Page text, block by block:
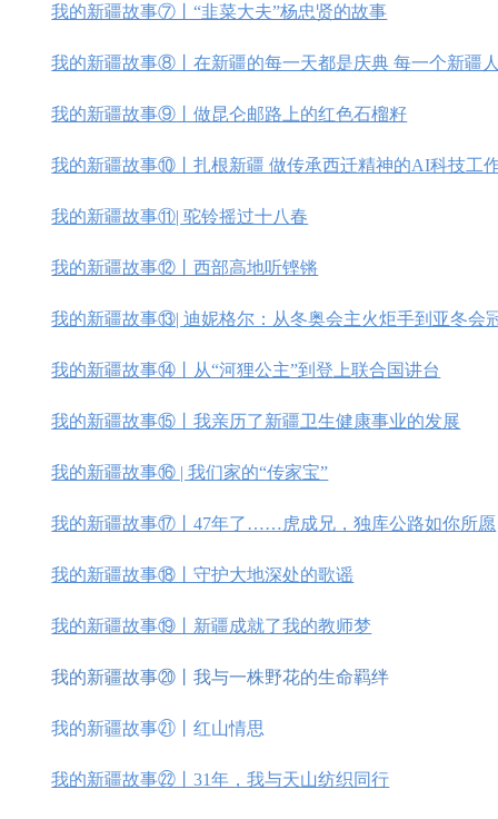
我的新疆故事⑦丨“韭菜大夫”杨忠贤的故事
我的新疆故事⑧丨在新疆的每一天都是庆典 每一个新疆
我的新疆故事⑨丨做昆仑邮路上的红色石榴籽
我的新疆故事⑩丨扎根新疆 做传承西迁精神的AI科技工
我的新疆故事⑪| 驼铃摇过十八春
我的新疆故事⑫丨西部高地听铿锵
我的新疆故事⑬| 迪妮格尔：从冬奥会主火炬手到亚冬会
我的新疆故事⑭丨从“河狸公主”到登上联合国讲台
我的新疆故事⑮丨我亲历了新疆卫生健康事业的发展
我的新疆故事⑯ | 我们家的“传家宝”
我的新疆故事⑰丨47年了……虎成兄，独库公路如你所愿
我的新疆故事⑱丨守护大地深处的歌谣
我的新疆故事⑲丨新疆成就了我的教师梦
我的新疆故事⑳丨我与一株野花的生命羁绊
我的新疆故事㉑丨红山情思
我的新疆故事㉒丨31年，我与天山纺织同行